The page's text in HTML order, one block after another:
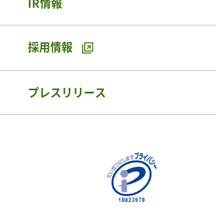
IR情報
採用情報
プレスリリース